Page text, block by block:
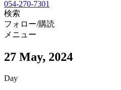
054-270-7301
検索
フォロー/購読
メニュー
27 May, 2024
Day